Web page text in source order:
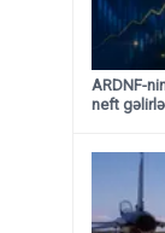
ARDNF-
neft